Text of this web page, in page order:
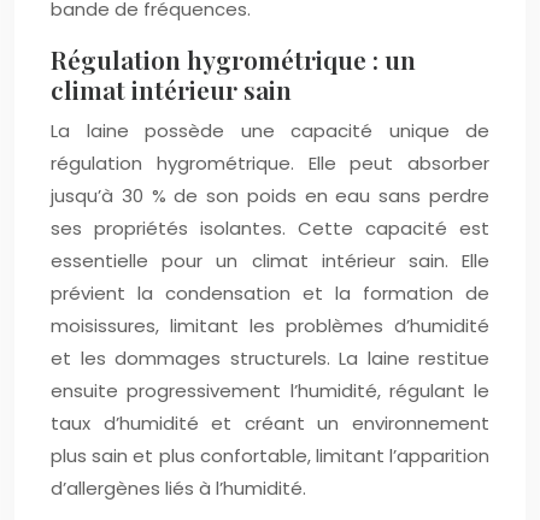
bande de fréquences.
Régulation hygrométrique : un
climat intérieur sain
La laine possède une capacité unique de
régulation hygrométrique. Elle peut absorber
jusqu’à 30 % de son poids en eau sans perdre
ses propriétés isolantes. Cette capacité est
essentielle pour un climat intérieur sain. Elle
prévient la condensation et la formation de
moisissures, limitant les problèmes d’humidité
et les dommages structurels. La laine restitue
ensuite progressivement l’humidité, régulant le
taux d’humidité et créant un environnement
plus sain et plus confortable, limitant l’apparition
d’allergènes liés à l’humidité.